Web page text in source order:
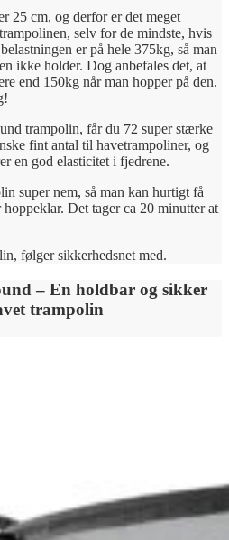
25 cm, og derfor er det meget
selv for de mindste, hvis
er på hele 375kg, så man
ikke holder. Dog anbefales det, at
end 150kg når man hopper på den.
trampolin, får du 72 super stærke
fint antal til havetrampoliner, og
en god elasticitet i fjedrene.
super nem, så man kan hurtigt få
hoppeklar. Det tager ca 20 minutter at
følger sikkerhedsnet med.
– En holdbar og sikker
trampolin